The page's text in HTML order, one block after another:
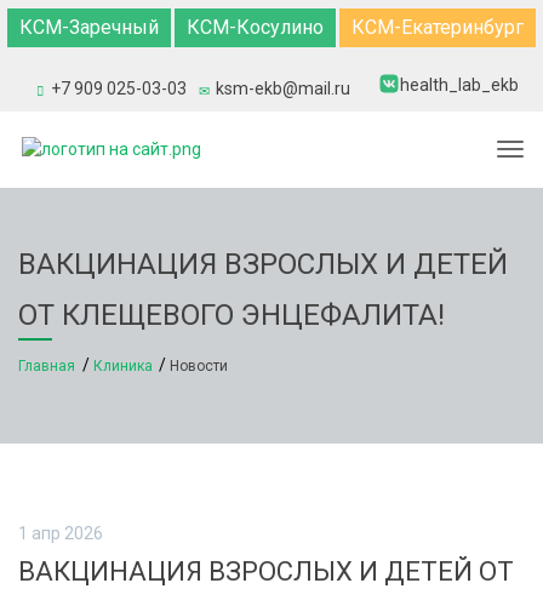
КСМ-Заречный КСМ-Косулино КСМ-Екатеринбург
+7 909 025-03-03 ksm-ekb@mail.ru health_lab_ekb
ВАКЦИНАЦИЯ ВЗРОСЛЫХ И ДЕТЕЙ
ОТ КЛЕЩЕВОГО ЭНЦЕФАЛИТА!
Главная Клиника Новости
1 апр 2026
ВАКЦИНАЦИЯ ВЗРОСЛЫХ И ДЕТЕЙ ОТ